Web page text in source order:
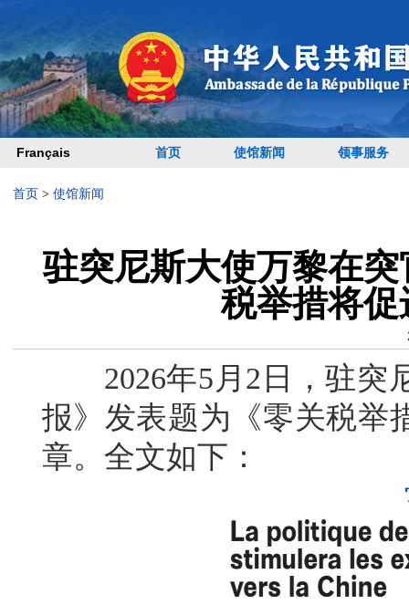
Français 首页 使馆新闻 领事服务
首页 > 使馆新闻
驻突尼斯大使万黎在
税举措将
2026年5月2日，驻突
报》发表题为《零关税举
章。全文如下：